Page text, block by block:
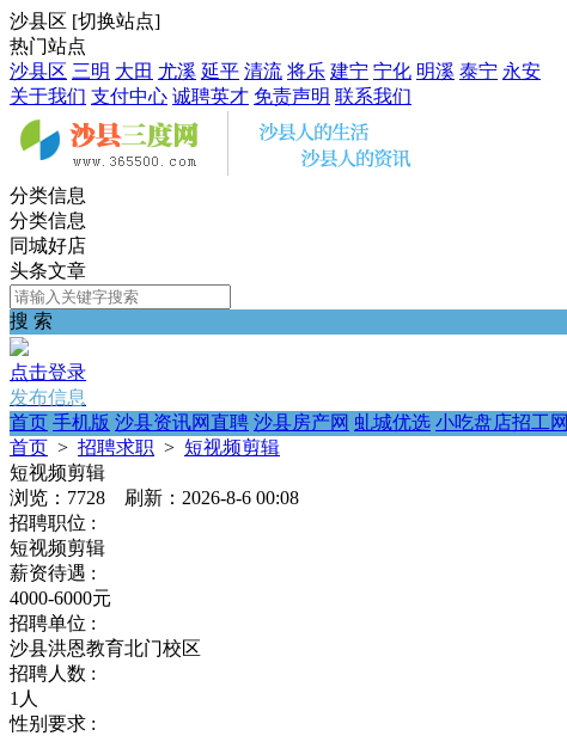
沙县区 [切换站点]
热门站点
沙县区 三明 大田 尤溪 延平 清流 将乐 建宁 宁化 明溪 泰宁 永安
关于我们 支付中心 诚聘英才 免责声明 联系我们
分类信息
分类信息
同城好店
头条文章
搜 索
点击登录
发布信息
首页 手机版 沙县资讯网直聘 沙县房产网 虬城优选 小吃盘店招工网
首页 > 招聘求职 > 短视频剪辑
短视频剪辑
浏览：7728 刷新：2026-8-6 00:08
招聘职位 :
短视频剪辑
薪资待遇 :
4000-6000元
招聘单位 :
沙县洪恩教育北门校区
招聘人数 :
1人
性别要求 :